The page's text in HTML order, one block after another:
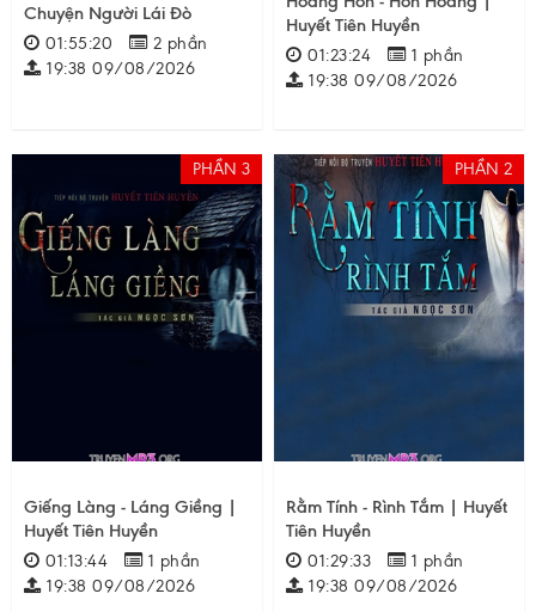
Chuyện Người Lái Đò
01:55:20
2 phần
19:38 09/08/2026
Huyết Tiên Huyền
01:23:24
1 phần
19:38 09/08/2026
PHẦN 3
Giếng Làng - Láng Giềng |
Huyết Tiên Huyền
01:13:44
1 phần
19:38 09/08/2026
PHẦN 2
Rằm Tính - Rình Tắm | Huyết
Tiên Huyền
01:29:33
1 phần
19:38 09/08/2026